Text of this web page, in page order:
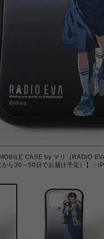
CASE by マリ（RADIO
から30～50日でお届け予定）】 -